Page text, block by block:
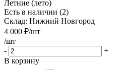
Летние (лето)
Есть в наличии (2)
Склад: Нижний Новгород
4 000 ₽/шт
/шт
-
+
В корзину